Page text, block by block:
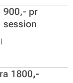
900,- pr
session
1800,-